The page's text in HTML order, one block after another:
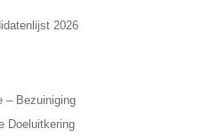
2026
– Bezuiniging
Doeluitkering